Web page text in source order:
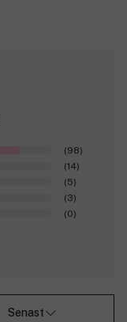
(98)
(14)
(5)
(3)
(0)
Senast